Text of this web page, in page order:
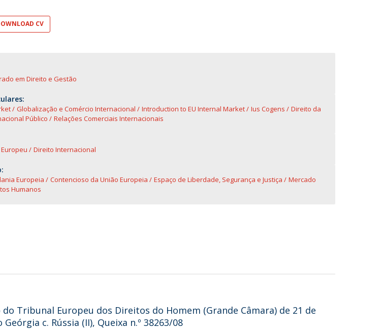
CV
em Direito e Gestão
Globalização e Comércio Internacional Introduction to EU Internal Market Ius Cogens
Direito da
Público Relações Comerciais Internacionais
Direito Internacional
Europeia Contencioso da União Europeia Espaço de Liberdade, Segurança e Justiça
Mercado
Humanos
Tribunal Europeu dos Direitos do Homem (Grande Câmara) de 21 de
c. Rússia (II), Queixa n.º 38263/08